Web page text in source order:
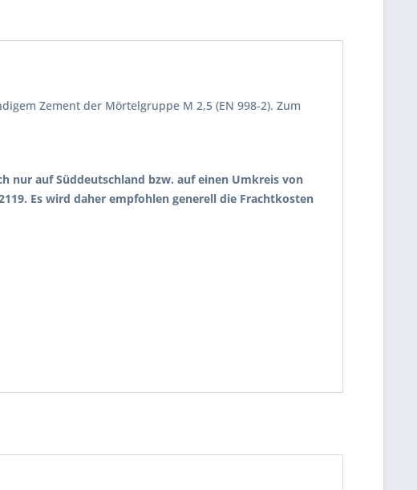
Zement der Mörtelgruppe M 2,5 (EN 998-2). Zum
nur auf Süddeutschland bzw. auf einen Umkreis von
Es wird daher empfohlen generell die Frachtkosten